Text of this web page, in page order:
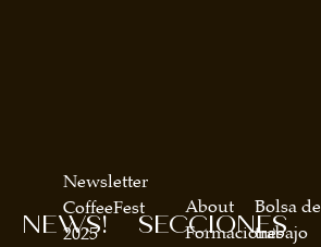
SECCIONES
About
Formaciones
Bolsa de
trabajo
NEWS!
Newsletter
CoffeeFest
2025